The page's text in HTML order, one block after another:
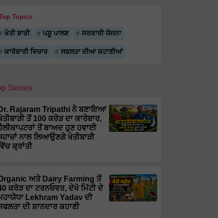
Topics
ਖੇਤੀ ਬਾੜੀ ਪਸ਼ੂ ਪਾਲਣ ਸਰਕਾਰੀ ਯੋਜਨਾ
ਕਾਰੋਬਾਰੀ ਵਿਚਾਰ ਸਫਲਤਾ ਦੀਆ ਕਹਾਣੀਆਂ
Stories
Rajaram Tripathi ਨੇ ਬਣਾਇਆ
ਤੋਂ 100 ਕਰੋੜ ਦਾ ਕਾਰੋਬਾਰ,
ਤੋਂ ਬਾਅਦ ਹੁਣ ਹਵਾਈ
ਨਾਲ ਲਿਆਉਣਗੇ ਖੇਤੀਬਾੜੀ
ਕ੍ਰਾਂਤੀ
ਅਤੇ Dairy Farming ਤੋਂ
ਕਰੋੜ ਦਾ ਟਰਨਓਵਰ, ਦੇਖੋ ਮਿੱਟੀ ਦੇ
Lekhram Yadav ਦੀ
ਦੀ ਸ਼ਾਨਦਾਰ ਕਹਾਣੀ